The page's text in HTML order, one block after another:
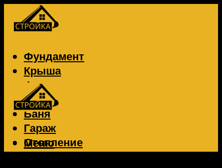
Фундамент
Крыша
Фасад
Забор
Баня
Гараж
Отопление
Вентиляция
Меню